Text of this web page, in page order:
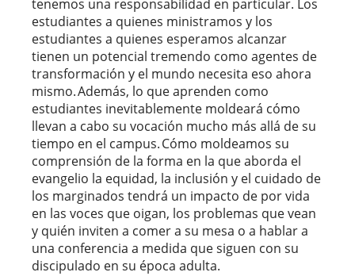
tenemos una responsabilidad en particular. Los
estudiantes a quienes ministramos y los
estudiantes a quienes esperamos alcanzar
tienen un potencial tremendo como agentes de
transformación y el mundo necesita eso ahora
mismo. Además, lo que aprenden como
estudiantes inevitablemente moldeará cómo
llevan a cabo su vocación mucho más allá de su
tiempo en el campus. Cómo moldeamos su
comprensión de la forma en la que aborda el
evangelio la equidad, la inclusión y el cuidado de
los marginados tendrá un impacto de por vida
en las voces que oigan, los problemas que vean
y quién inviten a comer a su mesa o a hablar a
una conferencia a medida que siguen con su
discipulado en su época adulta.